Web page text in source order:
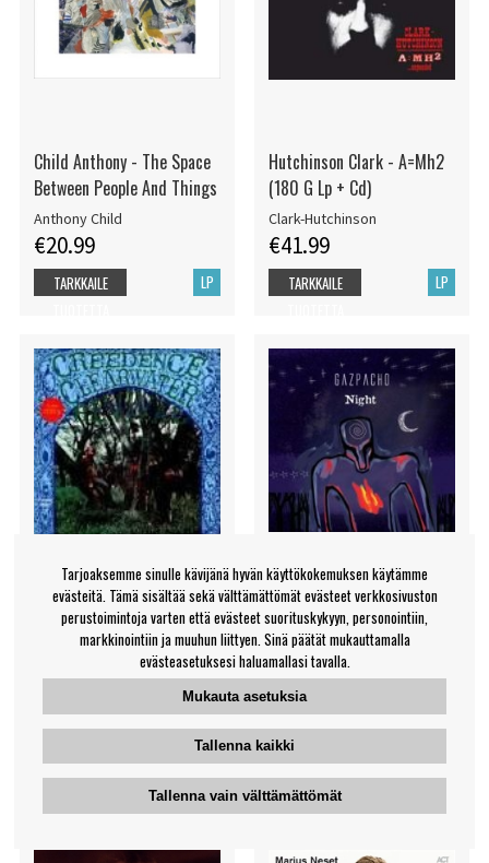
Child Anthony - The Space
Between People And Things
Anthony Child
€20.99
LP
TARKKAILE
Hutchinson Clark - A=Mh2
(180 G Lp + Cd)
Clark-Hutchinson
€41.99
LP
TARKKAILE
Creedence Clearwater
Revival - Creedence
Clearwater Revival (Vinyl
Revival
LP
TARKKAILE
TUOTETTA
Nordic Giants - A Seance
Of Dark Delusions
Nordic Giants
€34.99
LP
TARKKAILE
TUOTETTA
Tarjoaksemme sinulle kävijänä hyvän käyttökokemuksen käytämme
evästeitä. Tämä sisältää sekä välttämättömät evästeet verkkosivuston
perustoimintoja varten että evästeet suorituskykyyn, personointiin,
markkinointiin ja muuhun liittyen. Sinä päätät mukauttamalla
evästeasetuksesi haluamallasi tavalla.
Mukauta asetuksia
Tallenna kaikki
Tallenna vain välttämättömät